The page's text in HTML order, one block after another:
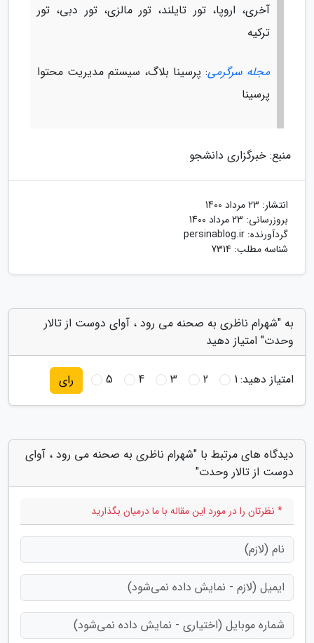
آخری، اروپا، تور تایلند، تور مالزی، تور دبی، تور
ترکیه
مجله سرگرمی: پرسینا بلاگ، سیستم مدیریت محتوا
پرسینا
منبع: خبرگزاری دانشجو
انتشار: 23 مرداد 1400
بروزرسانی: 23 مرداد 1400
گردآورنده: persinablog.ir
شناسه مطلب: 7314
به "شهرام ناظری به صحنه می رود ، آوای دوست از تالار
وحدت" امتیاز دهید
امتیاز دهید:1
2
3
4
5 رای
دیدگاه های مرتبط با "شهرام ناظری به صحنه می رود ، آوای
دوست از تالار وحدت"
* نظرتان را در مورد این مقاله با ما درمیان بگذارید